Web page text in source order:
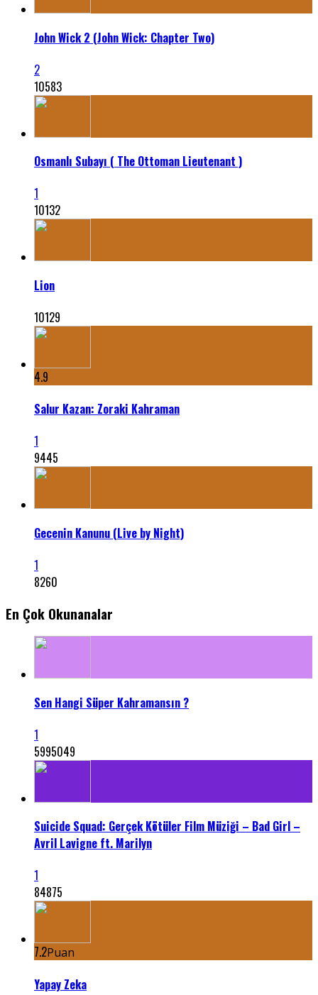
John Wick 2 (John Wick: Chapter Two)
2
10583
Osmanlı Subayı ( The Ottoman Lieutenant )
1
10132
Lion
10129
4.9
Salur Kazan: Zoraki Kahraman
1
9445
Gecenin Kanunu (Live by Night)
1
8260
En Çok Okunanalar
Sen Hangi Süper Kahramansın ?
1
5995049
Suicide Squad: Gerçek Kötüler Film Müziği – Bad Girl –
Avril Lavigne ft. Marilyn
1
84875
7.2Puan
Yapay Zeka